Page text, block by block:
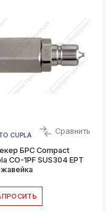
CUPLA Сравнить
БРС Compact
CO-1PF SUS304 EPT